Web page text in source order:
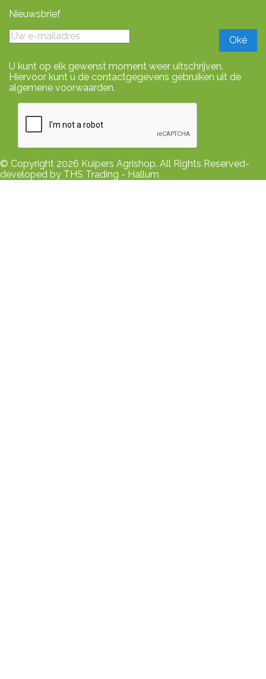
Nieuwsbrief
U kunt op elk gewenst moment weer uitschrijven.
Hiervoor kunt u de contactgegevens gebruiken uit de
algemene voorwaarden.
© Copyright 2026 Kuipers Agrishop. All Rights Reserved-
developed by THS Trading - Hallum